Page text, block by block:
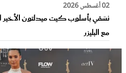
02 أغسطس 2026
نسّقي بأسلوب كيت ميدلتون الأخير
مع البليزر